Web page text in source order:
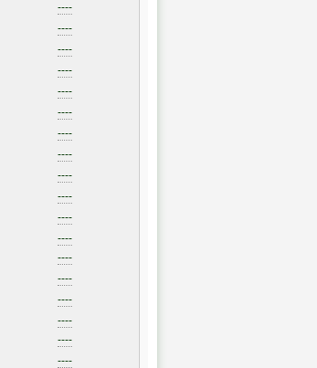
----
----
----
----
----
----
----
----
----
----
----
----
----
----
----
----
----
----